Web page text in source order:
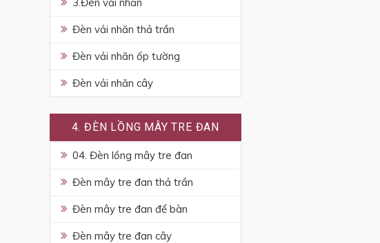
Đèn vải nhăn thả trần
Đèn vải nhăn ốp tường
Đèn vải nhăn cây
4. ĐÈN LỒNG MÂY TRE ĐAN
04. Đèn lồng mây tre đan
Đèn mây tre đan thả trần
Đèn mây tre đan để bàn
Đèn mây tre đan cây